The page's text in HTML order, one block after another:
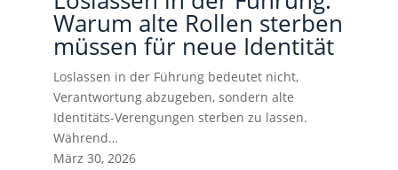
Warum alte Rollen sterben
müssen für neue Identität
Loslassen in der Führung bedeutet nicht,
Verantwortung abzugeben, sondern alte
Identitäts-Verengungen sterben zu lassen.
Während…
März 30, 2026